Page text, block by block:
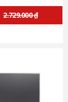
2.729.000 ₫